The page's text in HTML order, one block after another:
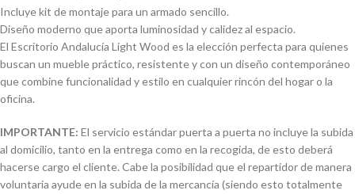
Incluye kit de montaje para un armado sencillo.
Diseño moderno que aporta luminosidad y calidez al espacio.
El Escritorio Andalucía Light Wood es la elección perfecta para quienes
buscan un mueble práctico, resistente y con un diseño contemporáneo
que combine funcionalidad y estilo en cualquier rincón del hogar o la
oficina.
IMPORTANTE: El servicio estándar puerta a puerta no incluye la subida
al domicilio, tanto en la entrega como en la recogida, de esto deberá
hacerse cargo el cliente. Cabe la posibilidad que el repartidor de manera
voluntaria ayude en la subida de la mercancía (siendo esto totalmente